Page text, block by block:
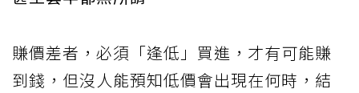
賺價差者，必須「逢低」買進，才有可能賺
到錢，但沒人能預知低價會出現在何時，結